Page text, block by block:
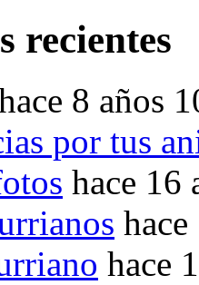
recientes
8 años
por tus
hace 16
hace